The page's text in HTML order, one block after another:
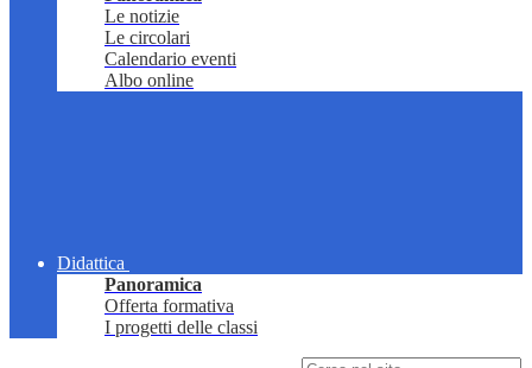
Le notizie
Le circolari
Calendario eventi
Albo online
Didattica
Panoramica
Offerta formativa
I progetti delle classi